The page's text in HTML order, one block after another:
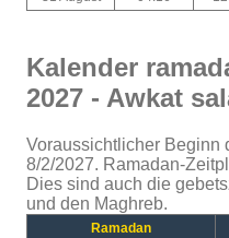
Kalender
2027 - Awkat
Voraussichtlicher Beginn
8/2/2027. Ramadan-
Dies sind auch die
und den Maghreb.
Ramadan